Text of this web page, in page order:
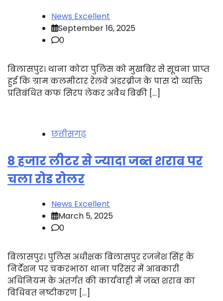
News Excellent
September 16, 2025
0
बिलासपुर। थाना कोटा पुलिस को मुखबिर से सूचना प्राप्त
हुई कि ग्राम कलमीटार रेलवे अंडरब्रीज के पास दो व्यक्ति
प्रतिबंधित कफ सिरप लेकर अवैध बिक्री […]
छत्तीसगढ़
8 हजार लीटर से ज्यादा जब्त शराब पर
चला रोड रोलर
News Excellent
March 5, 2025
0
बिलासपुर। पुलिस अधीक्षक बिलासपुर रजनेश सिंह के
निर्देशन पर चकरभाठा थाना परिसर में आबकारी
अधिनियम के अंतर्गत की कार्यवाही में जब्त शराब का
विधिवत नष्टीकरण […]